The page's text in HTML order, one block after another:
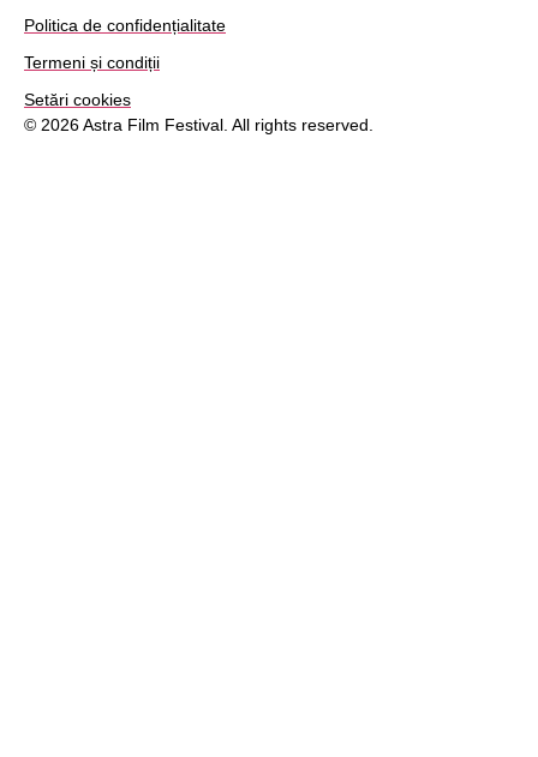
Politica de confidențialitate
Termeni și condiții
Setări cookies
© 2026 Astra Film Festival. All rights reserved.